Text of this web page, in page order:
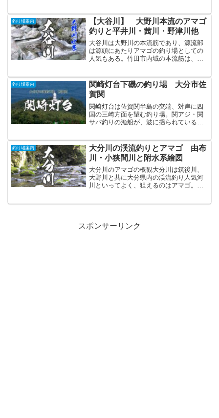
釣り場案内
【大谷川】 大野川本流のアマゴ
釣りと平井川・茜川・野津川他
大谷川は大野川の本流筋であり、源流部
は源頭にあたりアマゴの釣り場としての
人気もある。竹田市内域の本流筋は、緒
で開拓しておくのは吉。
釣り場案内
関崎灯台下磯の釣り場 大分市佐
賀関
関崎灯台は佐賀関半島の突端、対岸に四
国の三崎方面を望む釣り場。関アジ・関
サバ釣りの漁船が、波に揺られているの
釣り場案内
大分川の渓流釣りとアマゴ 由布
川・小狭間川と附水系繪図
大分川のアマゴの概観大分川は筑後川、
大野川と共に大分県内の渓流釣り人気河
川といってよく、狙えるのはアマゴ。全
スポンサーリンク